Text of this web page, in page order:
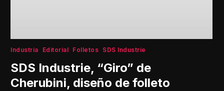
Industria Editorial Folletos SDS Industrie
SDS Industrie, “Giro” de
Cherubini, diseño de folleto